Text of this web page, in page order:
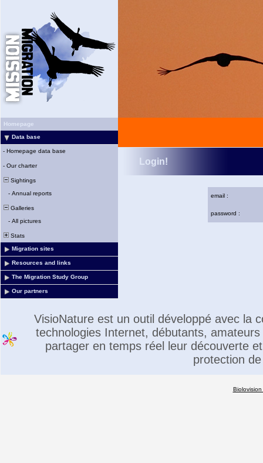
Homepage
Data base
- Homepage data base
- Our charter
Sightings
- Annual reports
Galleries
- All pictures
Stats
Migration sites
Resources and links
The Migration Study Group
Our partners
Login!
email :
password :
VisioNature est un outil développé avec la
technologies Internet, débutants,
partager en temps réel leur découverte
protection
Biolovision